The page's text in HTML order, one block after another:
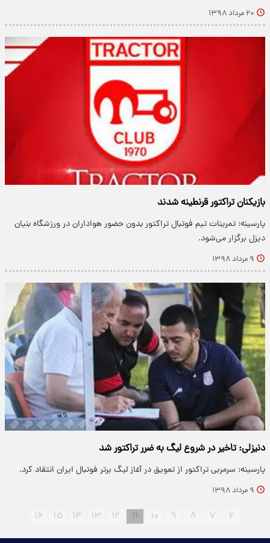
۲۰ مرداد ۱۳۹۸
بازیکنان تراکتور قرنطینه شدند
پارسینه: تمرینات تیم فوتبال تراکتور بدون حضور هواداران در ورزشگاه بنیان
دیزل برگزار می‌شود.
۹ مرداد ۱۳۹۸
دنیزلی: تاخیر در شروع لیگ به ضرر تراکتور شد
پارسینه: سرمربی تراکتور از تعویق در آغاز لیگ برتر فوتبال ایران انتقاد کرد.
۹ مرداد ۱۳۹۸
۶ ۷ ۸ ۹ ۱۰ ۱۱ ۱۲ ۱۳ ۱۴ ۱۵ ۱۶